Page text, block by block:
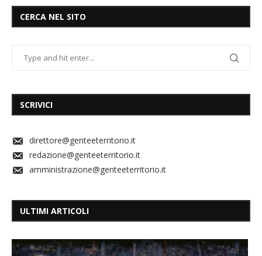
CERCA NEL SITO
SCRIVICI
direttore@genteeterritorio.it
redazione@genteeterritorio.it
amministrazione@genteeterritorio.it
ULTIMI ARTICOLI